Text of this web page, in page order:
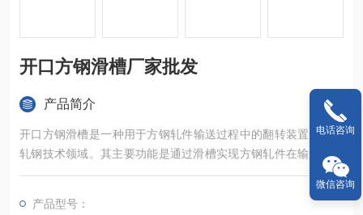
开口方钢滑槽厂家批发
产品简介
开口方钢滑槽‌是一种用于方钢轧件输送过程中的翻转装置，属于
轧钢技术领域。其主要功能是通过滑槽实现方钢轧件在输送过程
中的自动翻转，以克服人工操作劳动强度大、生产效率低的弊
产品型号：
电话咨询
微信咨询